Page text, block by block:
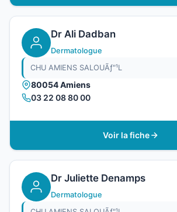
Dr Ali Dadban
Dermatologue
CHU AMIENS SALOUÃƒ"¹L
80054 Amiens
03 22 08 80 00
Voir la fiche
Dr Juliette Denamps
Dermatologue